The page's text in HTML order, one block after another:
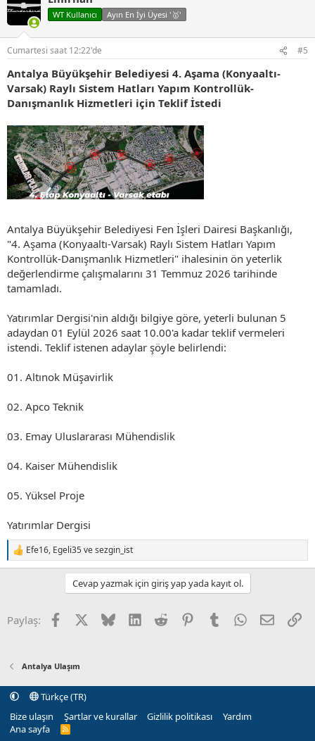
i
:
WT Kullanıcı Ayın En İyi Üyesi '🥇'
Cumartesi saat 12:22'de #5
Antalya Büyükşehir Belediyesi 4. Aşama (Konyaaltı-
Varsak) Raylı Sistem Hatları Yapım Kontrollük-
Danışmanlık Hizmetleri için Teklif İstedi
Antalya Büyükşehir Belediyesi Fen İşleri Dairesi Başkanlığı,
"4. Aşama (Konyaaltı-Varsak) Raylı Sistem Hatları Yapım
Kontrollük-Danışmanlık Hizmetleri" ihalesinin ön yeterlik
değerlendirme çalışmalarını 31 Temmuz 2026 tarihinde
tamamladı.
Yatırımlar Dergisi'nin aldığı bilgiye göre, yeterli bulunan 5
adaydan 01 Eylül 2026 saat 10.00'a kadar teklif vermeleri
istendi. Teklif istenen adaylar şöyle belirlendi:
01. Altınok Müşavirlik
02. Apco Teknik
03. Emay Uluslararası Mühendislik
04. Kaiser Mühendislik
05. Yüksel Proje
Yatırımlar Dergisi
T
e
e
Efe16, Egeli35vesezgin_ist
Cevap yazmak için giriş yap yada kayıt ol.
Paylaş: FacebookX (Twitter)
BlueskyLinkedInReddit PinterestTumblr WhatsApp
E-posta
Antalya Ulaşım
Türkçe (TR)
Bize ulaşın
Şartlar ve kurallar Gizlilik politikası
Yardım
Ana sayfa
R
S